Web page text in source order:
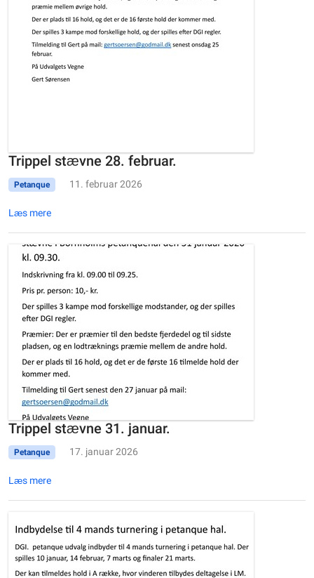
Trippel stævne 28. februar.
Petanque 11. februar 2026
Læs mere
Trippel stævne 31. januar.
Petanque 17. januar 2026
Læs mere